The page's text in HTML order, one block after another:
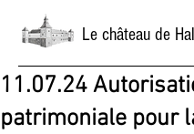
Le château de
11.07.24
patrimoniale pour